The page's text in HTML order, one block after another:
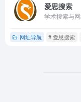
爱思搜索
网址导航 # 爱思搜索